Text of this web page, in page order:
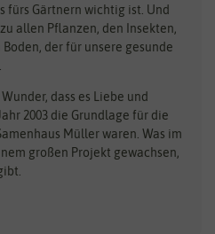
Dürr-Samen
Feldsaaten Freudenberger
Fertil
Flora Elite
fürs Gärtnern wichtig ist. Und
allen Pflanzen, den Insekten,
der für unsere gesunde
dass es Liebe und
2003 die Grundlage für die
Müller waren. Was im
großen Projekt gewachsen,